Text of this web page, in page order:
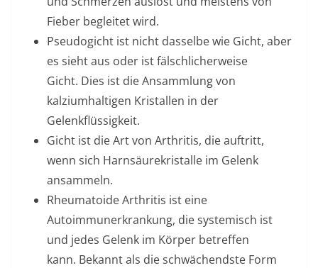
Fieber begleitet wird.
Pseudogicht ist nicht dasselbe wie Gicht, aber
es sieht aus oder ist fälschlicherweise
Gicht. Dies ist die Ansammlung von
kalziumhaltigen Kristallen in der
Gelenkflüssigkeit.
Gicht ist die Art von Arthritis, die auftritt,
wenn sich Harnsäurekristalle im Gelenk
ansammeln.
Rheumatoide Arthritis ist eine
Autoimmunerkrankung, die systemisch ist
und jedes Gelenk im Körper betreffen
kann. Bekannt als die schwächendste Form